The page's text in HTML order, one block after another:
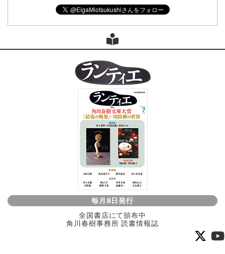
毎月8日発行
全国書店にて頒布中
角川春樹事務所 読書情報誌